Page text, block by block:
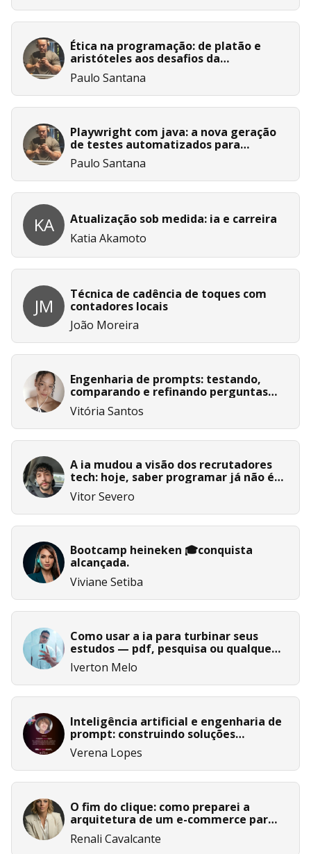
Ética na programação: de platão e
aristóteles aos desafios da
engenharia de software moderna
Paulo Santana
Playwright com java: a nova geração
de testes automatizados para
aplicações web
Paulo Santana
KA
Atualização sob medida: ia e carreira
Katia Akamoto
JM
Técnica de cadência de toques com
contadores locais
João Moreira
Engenharia de prompts: testando,
comparando e refinando perguntas
para ia
Vitória Santos
A ia mudou a visão dos recrutadores
tech: hoje, saber programar já não é
suficiente
Vitor Severo
Bootcamp heineken 🎓conquista
alcançada.
Viviane Setiba
Como usar a ia para turbinar seus
estudos — pdf, pesquisa ou qualquer
tema
Iverton Melo
Inteligência artificial e engenharia de
prompt: construindo soluções
humanas e sustentáveis
Verena Lopes
O fim do clique: como preparei a
arquitetura de um e-commerce para
a era do aeo e geo no notebooklm
Renali Cavalcante